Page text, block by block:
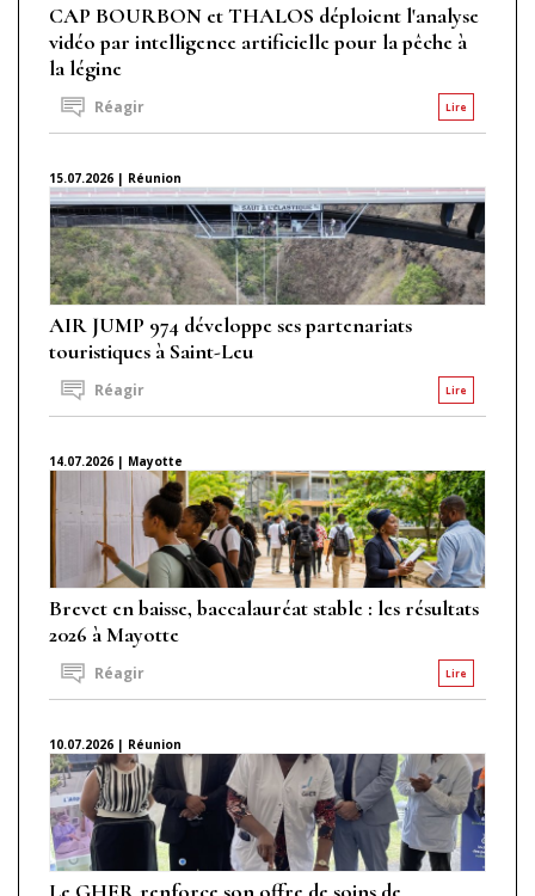
CAP BOURBON et THALOS déploient l'analyse
vidéo par intelligence artificielle pour la pêche à
la légine
Lire
Réagir
15.07.2026 | Réunion
AIR JUMP 974 développe ses partenariats
touristiques à Saint-Leu
Lire
Réagir
14.07.2026 | Mayotte
Brevet en baisse, baccalauréat stable : les résultats
2026 à Mayotte
Lire
Réagir
10.07.2026 | Réunion